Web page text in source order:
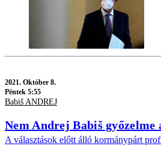
2021. Október 8.
Péntek 5:55
Babiš ANDREJ
Nem Andrej Babiš győzelme
A választások előtt álló kormánypárt